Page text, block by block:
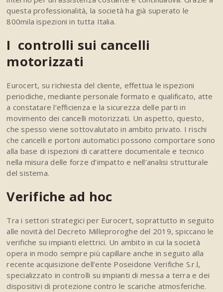
questa professionalità, la società ha già superato le
800mila ispezioni in tutta Italia.
I controlli sui cancelli
motorizzati
Eurocert, su richiesta del cliente, effettua le ispezioni
periodiche, mediante personale formato e qualificato, atte
a constatare l’efficienza e la sicurezza delle parti in
movimento dei cancelli motorizzati. Un aspetto, questo,
che spesso viene sottovalutato in ambito privato. I rischi
che cancelli e portoni automatici possono comportare sono
alla base di ispezioni di carattere documentale e tecnico
nella misura delle forze d’impatto e nell’analisi strutturale
del sistema.
Verifiche ad hoc
Tra i settori strategici per Eurocert, soprattutto in seguito
alle novità del Decreto Milleproroghe del 2019, spiccano le
verifiche su impianti elettrici. Un ambito in cui la società
opera in modo sempre più capillare anche in seguito alla
recente acquisizione dell’ente Poseidone Verifiche S.r.l,
specializzato in controlli su impianti di messa a terra e dei
dispositivi di protezione contro le scariche atmosferiche.